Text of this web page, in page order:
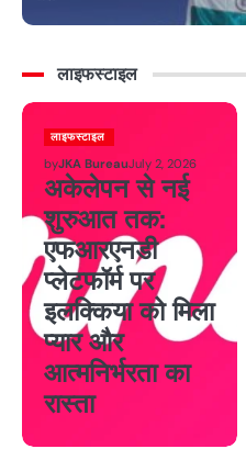
लाइफस्टाइल
लाइफस्टाइल
byJKA BureauJuly 2, 2026
अकेलेपन से नई
शुरुआत तक:
एफआरएनडी
प्लेटफॉर्म पर
इलक्किया को मिला
प्यार और
आत्मनिर्भरता का
रास्ता